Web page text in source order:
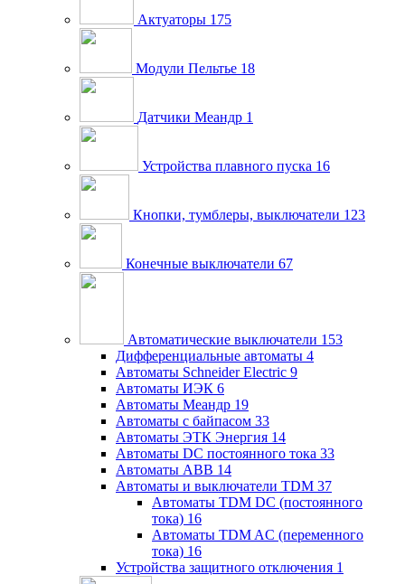
Актуаторы 175
Модули Пельтье 18
Датчики Меандр 1
Устройства плавного пуска 16
Кнопки, тумблеры, выключатели 123
Конечные выключатели 67
Автоматические выключатели 153
Дифференциальные автоматы 4
Автоматы Schneider Electric 9
Автоматы ИЭК 6
Автоматы Меандр 19
Автоматы с байпасом 33
Автоматы ЭТК Энергия 14
Автоматы DC постоянного тока 33
Автоматы ABB 14
Автоматы и выключатели TDM 37
Автоматы TDM DC (постоянного
тока) 16
Автоматы TDM AC (переменного
тока) 16
Устройства защитного отключения 1